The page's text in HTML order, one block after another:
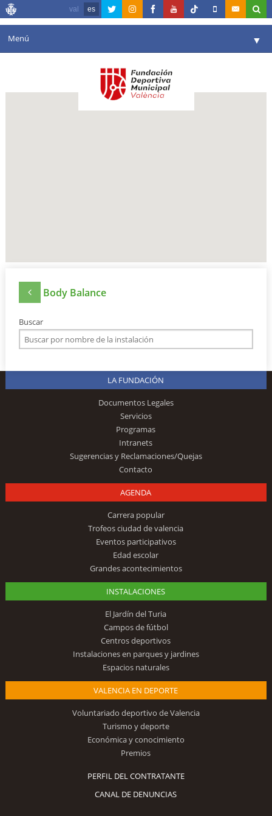
val es
Menú ▼
Agenda
Body Balance
Buscar
LA FUNDACIÓN
Documentos Legales
Servicios
Programas
Intranets
Sugerencias y Reclamaciones/Quejas
Contacto
AGENDA
Carrera popular
Trofeos ciudad de valencia
Eventos participativos
Edad escolar
Grandes acontecimientos
INSTALACIONES
El Jardín del Turia
Campos de fútbol
Centros deportivos
Instalaciones en parques y jardines
Espacios naturales
VALENCIA EN DEPORTE
Voluntariado deportivo de Valencia
Turismo y deporte
Económica y conocimiento
Premios
PERFIL DEL CONTRATANTE
CANAL DE DENUNCIAS